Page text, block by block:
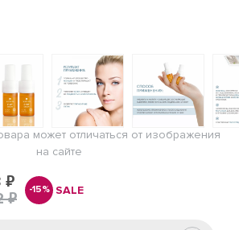
может отличаться от изображения
на сайте
₽
₽
-15% SALE